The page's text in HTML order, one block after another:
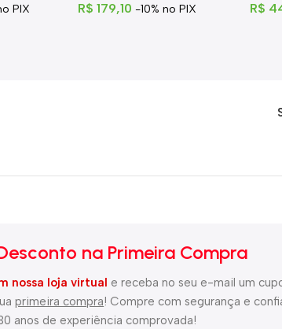
PIX R$ 179,10 -10% no PIX R$
na Primeira Compra
nossa loja virtual e receba no seu e-mail um
primeira compra! Compre com segurança e
anos de experiência comprovada!